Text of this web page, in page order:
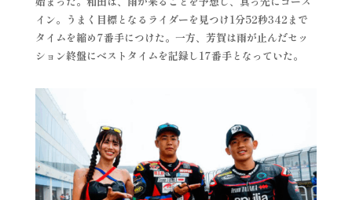
イン。うまく目標となるライダーを見つけ1分52秒342まで
タイムを縮め7番手につけた。一方、芳賀は雨が止んだセッ
ション終盤にベストタイムを記録し17番手となっていた。